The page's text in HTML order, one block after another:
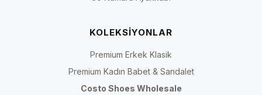
KOLEKSİYONLAR
Premium Erkek Klasik
Premium Kadın Babet & Sandalet
Costo Shoes Wholesale